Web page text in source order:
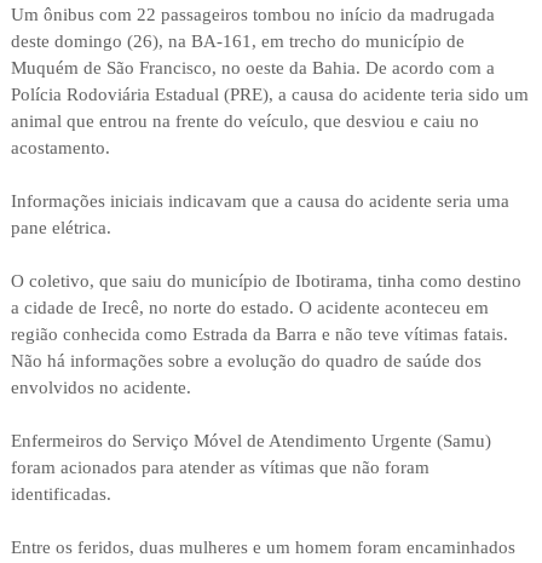
Um ônibus com 22 passageiros tombou no início da madrugada
deste domingo (26), na BA-161, em trecho do município de
Muquém de São Francisco, no oeste da Bahia. De acordo com a
Polícia Rodoviária Estadual (PRE), a causa do acidente teria sido um
animal que entrou na frente do veículo, que desviou e caiu no
acostamento.
Informações iniciais indicavam que a causa do acidente seria uma
pane elétrica.
O coletivo, que saiu do município de Ibotirama, tinha como destino
a cidade de Irecê, no norte do estado. O acidente aconteceu em
região conhecida como Estrada da Barra e não teve vítimas fatais.
Não há informações sobre a evolução do quadro de saúde dos
envolvidos no acidente.
Enfermeiros do Serviço Móvel de Atendimento Urgente (Samu)
foram acionados para atender as vítimas que não foram
identificadas.
Entre os feridos, duas mulheres e um homem foram encaminhados